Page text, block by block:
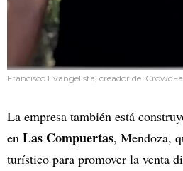
Francisco Evangelista, creador de
La empresa también está
en Las Compuertas, Mendoza,
turístico para promover la venta